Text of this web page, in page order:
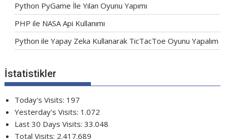
Python PyGame İle Yılan Oyunu Yapımı
PHP ile NASA Api Kullanımı
Python ile Yapay Zeka Kullanarak TicTacToe Oyunu Yapalım
İstatistikler
Today's Visits: 197
Yesterday's Visits: 1.072
Last 30 Days Visits:33.048
Total Visits: 2.417.689